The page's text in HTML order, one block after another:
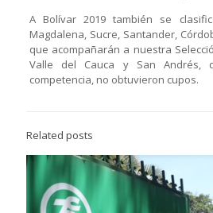
A Bolívar 2019 también se
Magdalena, Sucre, Santander,
que acompañarán a nuestra
Valle del Cauca y San Andrés,
competencia, no obtuvieron cupos.
Related posts